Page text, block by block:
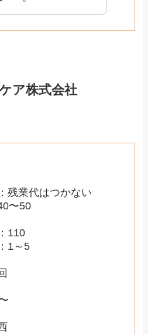
ア株式会社
残業代はつかない
〜50
110
1～5